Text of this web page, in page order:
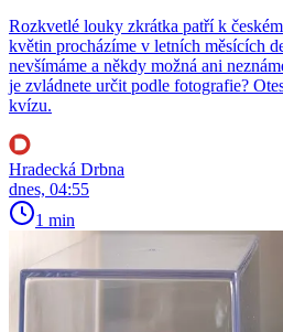
Rozkvetlé louky zkrátka patří k
květin procházíme v letních měsících
nevšímáme a někdy možná ani
je zvládnete určit podle fotografie?
kvízu.
Hradecká Drbna
dnes, 04:55
1 min